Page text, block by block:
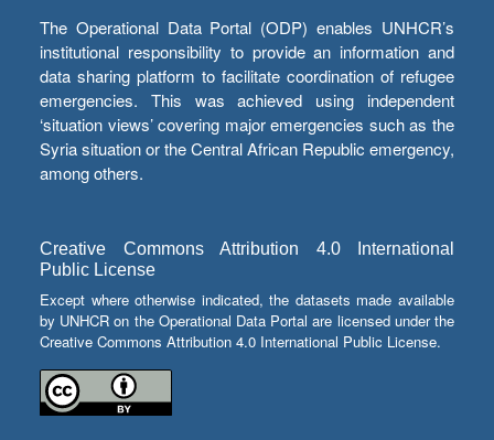
The Operational Data Portal (ODP) enables UNHCR’s
institutional responsibility to provide an information and
data sharing platform to facilitate coordination of refugee
emergencies. This was achieved using independent
‘situation views’ covering major emergencies such as the
Syria situation or the Central African Republic emergency,
among others.
Creative Commons Attribution 4.0 International
Public License
Except where otherwise indicated, the datasets made available
by UNHCR on the Operational Data Portal are licensed under the
Creative Commons Attribution 4.0 International Public License.